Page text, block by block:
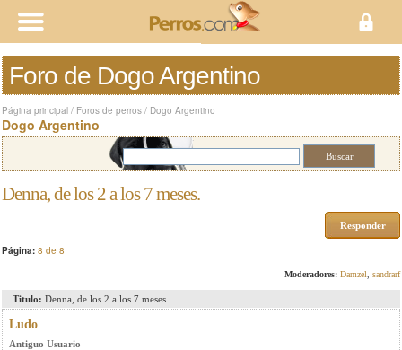
Foro de Dogo Argentino
Página principal / Foros de perros / Dogo Argentino
Dogo Argentino
Denna, de los 2 a los 7 meses.
Responder
Página: 8 de 8
Moderadores: Damzel sandrarf
Titulo: Denna, de los 2 a los 7 meses.
Ludo
Antiguo Usuario